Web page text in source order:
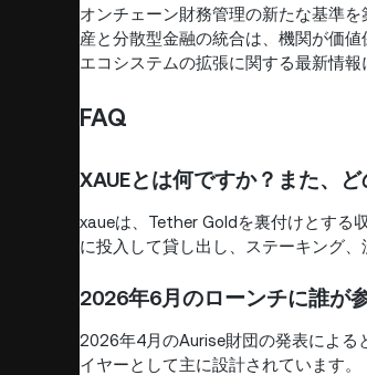
オンチェーン財務管理の新たな基準
産と分散型金融の統合は、機関が価
エコシステムの拡張に関する最新情報
FAQ
XAUEとは何ですか？また、
xaueは、Tether Goldを裏付けとする
に投入して貸し出し、ステーキング
2026年6月のローンチに誰が
2026年4月のAurise財団の発表による
イヤーとして主に設計されています。